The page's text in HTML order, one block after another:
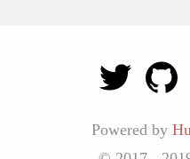
Powered by